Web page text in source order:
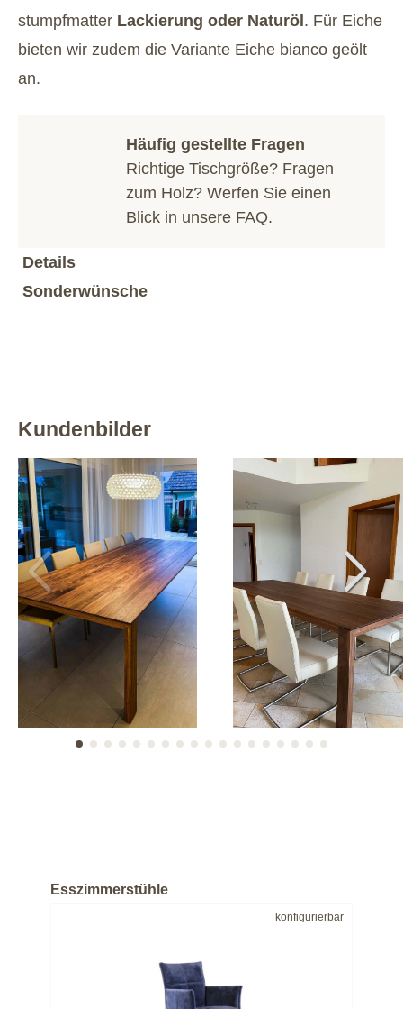
stumpfmatter Lackierung oder Naturöl . Für Eiche
bieten wir zudem die Variante Eiche bianco geölt
an.
Häufig gestellte Fragen
Richtige Tischgröße? Fragen
zum Holz? Werfen Sie einen
Blick in unsere FAQ.
Details
Sonderwünsche
Kundenbilder
Esszimmerstühle
konfigurierbar